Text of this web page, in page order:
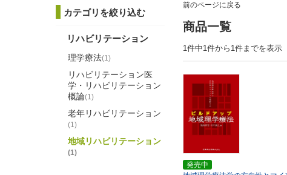
前のページに戻る
商品一覧
1件中1件から1件までを表示
発売中
カテゴリを絞り込む
リハビリテーション
理学療法(1)
リハビリテーション医
学・リハビリテーション
概論(1)
老年リハビリテーション
(1)
地域リハビリテーション
(1)